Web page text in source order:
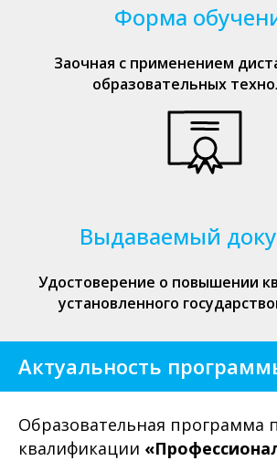
Форма
Заочная с применением
образовательных
Выдаваемый
Удостоверение о повышении
установленного
Актуальность
Образовательная программа
квалификации